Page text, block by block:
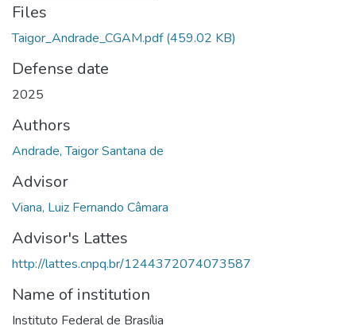
Files
Taigor_Andrade_CGAM.pdf(459.02 KB)
Defense date
2025
Authors
Andrade, Taigor Santana de
Advisor
Viana, Luiz Fernando Câmara
Advisor's Lattes
http://lattes.cnpq.br/1244372074073587
Name of institution
Instituto Federal de Brasília